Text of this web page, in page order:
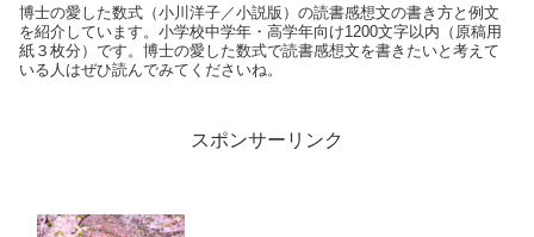
博士の愛した数式（小川洋子／小説版）の読書感想文の書き方と例文
を紹介しています。小学校中学年・高学年向け1200文字以内（原稿用
紙３枚分）です。博士の愛した数式で読書感想文を書きたいと考えて
いる人はぜひ読んでみてくださいね。
スポンサーリンク